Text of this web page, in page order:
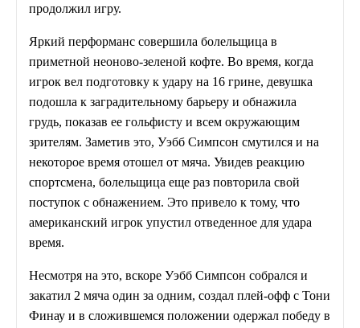
продолжил игру.
Яркий перформанс совершила болельщица в
приметной неоново-зеленой кофте. Во время, когда
игрок вел подготовку к удару на 16 грине, девушка
подошла к заградительному барьеру и обнажила
грудь, показав ее гольфисту и всем окружающим
зрителям. Заметив это, Уэбб Симпсон смутился и на
некоторое время отошел от мяча. Увидев реакцию
спортсмена, болельщица еще раз повторила свой
поступок с обнажением. Это привело к тому, что
американский игрок упустил отведенное для удара
время.
Несмотря на это, вскоре Уэбб Симпсон собрался и
закатил 2 мяча один за одним, создал плей-офф с Тони
Финау и в сложившемся положении одержал победу в